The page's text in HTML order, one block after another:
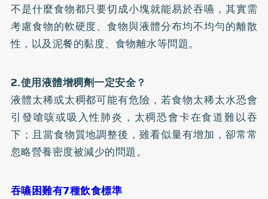
不是什麼食物都只要切成小塊就能易於吞嚥，其實需
考慮食物的軟硬度、食物與液體分布均不均勻的離散
性，以及泥餐的黏度、食物離水等問題。
2.使用液體增稠劑一定安全？
液體太稀或太稠都可能有危險，若食物太稀太水恐會
引發嗆咳或吸入性肺炎，太稠恐會卡在食道難以吞
下；且當食物質地調整後，雖看似量有增加，卻常常
忽略營養密度被減少的問題。
吞嚥困難有7種飲食標準